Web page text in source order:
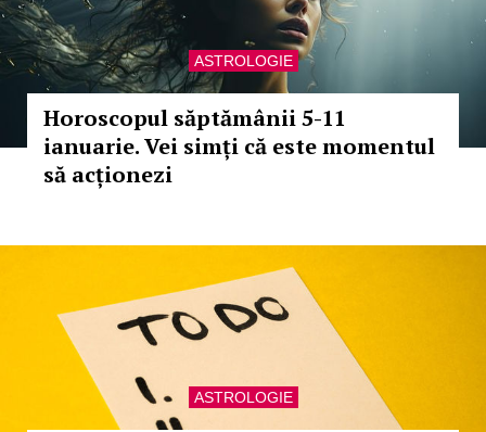
ASTROLOGIE
Horoscopul săptămânii 5-11
ianuarie. Vei simți că este momentul
să acționezi
ASTROLOGIE